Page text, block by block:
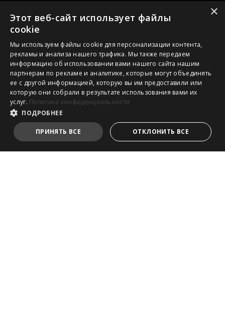
×
Этот веб-сайт использует файлы
cookie
Мы используем файлы cookie для персонализации контента,
рекламы и анализа нашего трафика. Мы также передаем
информацию об использовании вами нашего сайта нашим
партнерам по рекламе и аналитике, которые могут объединять
ее с другой информацией, которую вы им предоставили или
которую они собрали в результате использования вами их
услуг. Политика конфиденциальности
ПОДРОБНЕЕ
ПРИНЯТЬ ВСЕ ОТКЛОНИТЬ ВСЕ